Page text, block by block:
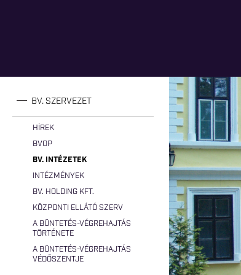
BV. SZERVEZET
HÍREK
BVOP
BV. INTÉZETEK
INTÉZMÉNYEK
BV. HOLDING KFT.
KÖZPONTI ELLÁTÓ SZERV
A BÜNTETÉS-VÉGREHAJTÁS
TÖRTÉNETE
A BÜNTETÉS-VÉGREHAJTÁS
VÉDŐSZENTJE